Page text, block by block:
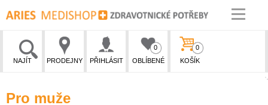
NAJÍT PRODEJNY PŘIHLÁSIT OBLÍBENÉ
0
KOŠÍK
0
Pro muže